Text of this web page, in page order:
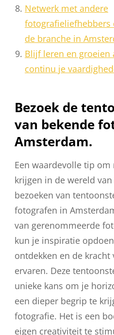
Netwerk met andere
fotografieliefhebbers
de branche in
Blijf leren en
continu je
Bezoek de
van bekende
Amsterdam.
Een waardevolle tip
krijgen in de wereld
bezoeken van
fotografen in
van gerenommeerde
kun je inspiratie
ontdekken en de
ervaren. Deze
unieke kans om je
een dieper begrip te
fotografie. Het is een
eigen creativiteit te